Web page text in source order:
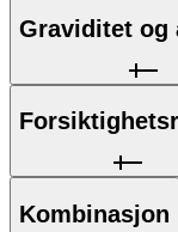
Graviditet og
Kombinasjon